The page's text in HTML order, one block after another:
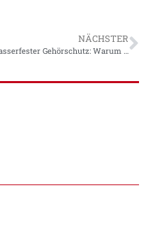
NÄCHSTER